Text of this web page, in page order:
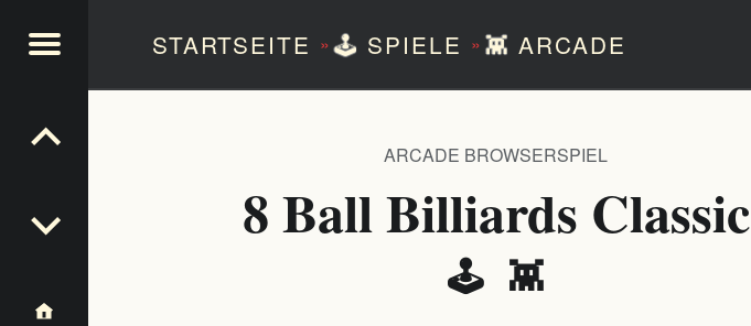
STARTSEITE »🕹️ SPIELE » 👾 ARCADE
8 Ball Billiards Classic
🕹️ 👾
ARCADE BROWSERSPIEL